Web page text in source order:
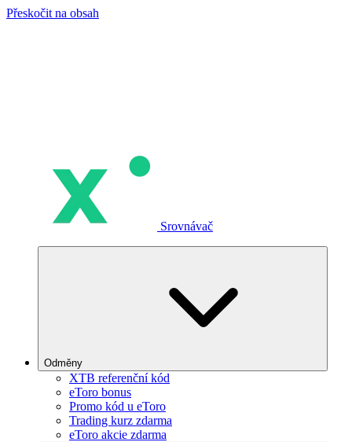
Přeskočit na obsah
Srovnávač
Odměny
XTB referenční kód
eToro bonus
Promo kód u eToro
Trading kurz zdarma
eToro akcie zdarma